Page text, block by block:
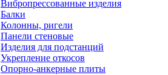
Вибропрессованные изделия
Балки
Колонны, ригели
Панели стеновые
Изделия для подстанций
Укрепление откосов
Опорно-анкерные плиты